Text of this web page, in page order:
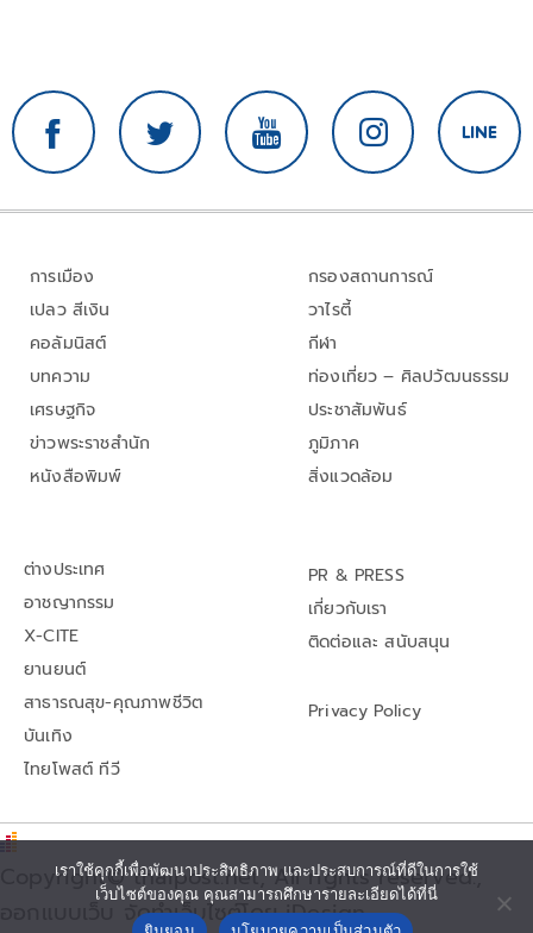
การเมือง
เปลว สีเงิน
คอลัมนิสต์
บทความ
เศรษฐกิจ
ข่าวพระราชสำนัก
หนังสือพิมพ์
กรองสถานการณ์
วาไรตี้
กีฬา
ท่องเที่ยว – ศิลปวัฒนธรรม
ประชาสัมพันธ์
ภูมิภาค
สิ่งแวดล้อม
ต่างประเทศ
อาชญากรรม
X-CITE
ยานยนต์
สาธารณสุข-คุณภาพชีวิต
บันเทิง
ไทยโพสต์ ทีวี
PR & PRESS
เกี่ยวกับเรา
ติดต่อและ สนับสนุน
Privacy Policy
Copyright© thaipost.net, All rights reserved.,
ออกแบบเว็บ จัดทำเว็บไซต์โดย iDesign
เราใช้คุกกี้เพื่อพัฒนาประสิทธิภาพ และประสบการณ์ที่ดีในการใช้
เว็บไซต์ของคุณ คุณสามารถศึกษารายละเอียดได้ที่นี่